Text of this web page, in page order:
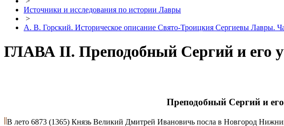
Источники и исследования по истории Лавры
>
А. В. Горский. Историческое описание Свято-Троицкия Сергиевы Лавры.
ГЛАВА II. Преподобный Сергий и его
Преподобный Сергий и его
В лето 6873 (1365) Князь Великий Дмитрей Ивановичь посла в Новгород